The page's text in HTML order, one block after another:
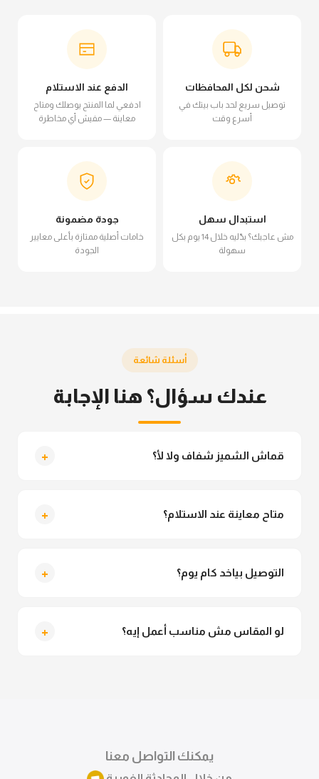
شحن لكل المحافظات
توصيل سريع لحد باب بيتك في
أسرع وقت
الدفع عند الاستلام
ادفعي لما المنتج يوصلك ومتاح
معاينة — مفيش أي مخاطرة
استبدال سهل
مش عاجبك؟ بدّليه خلال 14 يوم بكل
سهولة
جودة مضمونة
خامات أصلية ممتازة بأعلى معايير
الجودة
أسئلة شائعة
عندك سؤال؟ هنا الإجابة
قماش الشميز شفاف ولا لأ؟ +
متاح معاينة عند الاستلام؟ +
التوصيل بياخد كام يوم؟ +
لو المقاس مش مناسب أعمل إيه؟ +
يمكنك التواصل معنا